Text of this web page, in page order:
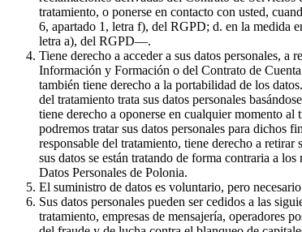
tratamiento, o ponerse en contacto con usted,
6, apartado 1, letra f), del RGPD; d. en la medida
letra a), del RGPD—.
Tiene derecho a acceder a sus datos personales,
Información y Formación o del Contrato de
también tiene derecho a la portabilidad de los
del tratamiento trata sus datos personales
tiene derecho a oponerse en cualquier momento
podremos tratar sus datos personales para dichos
responsable del tratamiento, tiene derecho a
sus datos se están tratando de forma contraria a
Datos Personales de Polonia.
El suministro de datos es voluntario, pero
Sus datos personales pueden ser cedidos a las
tratamiento, empresas de mensajería, operadores